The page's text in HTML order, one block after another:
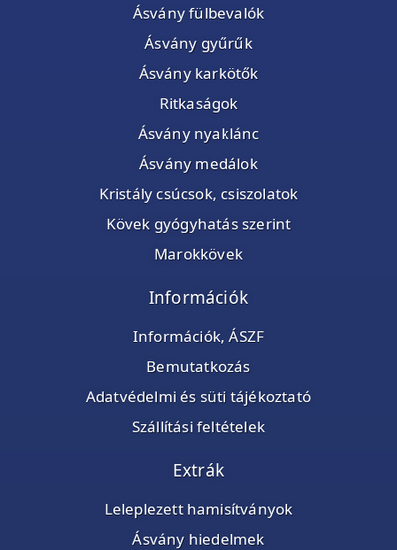
Ásvány fülbevalók
Ásvány gyűrűk
Ásvány karkötők
Ritkaságok
Ásvány nyaklánc
Ásvány medálok
Kristály csúcsok, csiszolatok
Kövek gyógyhatás szerint
Marokkövek
Információk
Információk, ÁSZF
Bemutatkozás
Adatvédelmi és süti tájékoztató
Szállítási feltételek
Extrák
Leleplezett hamisítványok
Ásvány hiedelmek